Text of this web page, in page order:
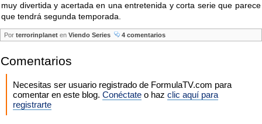
muy divertida y acertada en una entretenida y corta serie que parece
que tendrá segunda temporada.
Por terrorinplanet en Viendo Series 4 comentarios
Comentarios
Necesitas ser usuario registrado de FormulaTV.com para
comentar en este blog. Conéctate o haz clic aquí para
registrarte